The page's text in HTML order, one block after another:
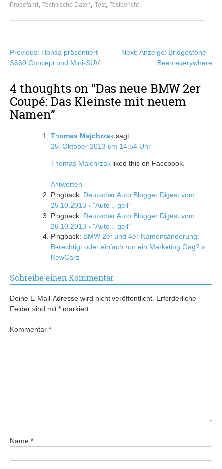
Probefahrt, Technische Daten, Test, Testbericht
Beitragsnavigation
Previous: Honda präsentiert
S660 Concept und Mini-SUV
Next: Anzeige: Bridgestone –
Been everywhere
4 thoughts on “Das neue BMW 2er
Coupé: Das Kleinste mit neuem
Namen”
Thomas Majchrzak sagt:
25. Oktober 2013 um 14:54 Uhr
Thomas Majchrzak liked this on Facebook.
Antworten
Pingback: Deutscher Auto Blogger Digest vom
25.10.2013 › "Auto .. geil"
Pingback: Deutscher Auto Blogger Digest vom
26.10.2013 › "Auto .. geil"
Pingback: BMW 2er und 4er Namensänderung:
Berechtigt oder einfach nur ein Marketing Gag? »
NewCarz
Schreibe einen Kommentar
Deine E-Mail-Adresse wird nicht veröffentlicht. Erforderliche
Felder sind mit * markiert
Kommentar *
Name *